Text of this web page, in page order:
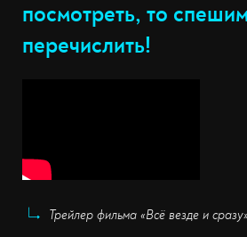
посмотреть, то
перечислить!
Трейлер фильма «Всё везде и